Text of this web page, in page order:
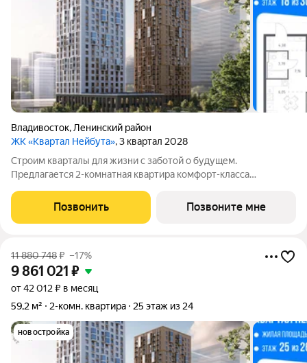
Владивосток, Ленинский район
ЖК «Квартал Нейбута», 3 квартал 2028
Строим кварталы для жизни с заботой о будущем.
Предлагается 2-комнатная квартира комфорт-класса
на 18-м этаже, в жилом комплексе "Квартал
Нейбута".Выбирайте свое место для счастливой жизни: от
Позвонить Позвоните мне
11 880 748₽ –17%
9 861 021 ₽
от 42 012 ₽ в месяц
59,2 м²
2-комн. квартира 25 этаж из 24
новостройка